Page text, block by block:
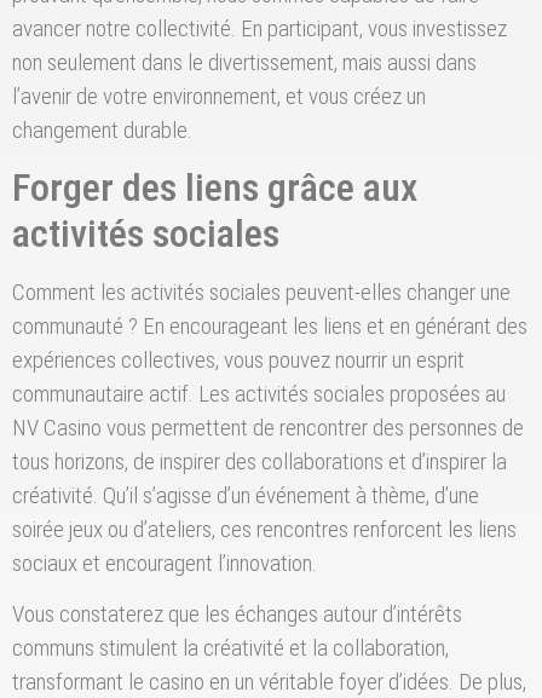
avancer notre collectivité. En participant, vous investissez
non seulement dans le divertissement, mais aussi dans
l’avenir de votre environnement, et vous créez un
changement durable.
Forger des liens grâce aux
activités sociales
Comment les activités sociales peuvent-elles changer une
communauté ? En encourageant les liens et en générant des
expériences collectives, vous pouvez nourrir un esprit
communautaire actif. Les activités sociales proposées au
NV Casino vous permettent de rencontrer des personnes de
tous horizons, de inspirer des collaborations et d’inspirer la
créativité. Qu’il s’agisse d’un événement à thème, d’une
soirée jeux ou d’ateliers, ces rencontres renforcent les liens
sociaux et encouragent l’innovation.
Vous constaterez que les échanges autour d’intérêts
communs stimulent la créativité et la collaboration,
transformant le casino en un véritable foyer d’idées. De plus,